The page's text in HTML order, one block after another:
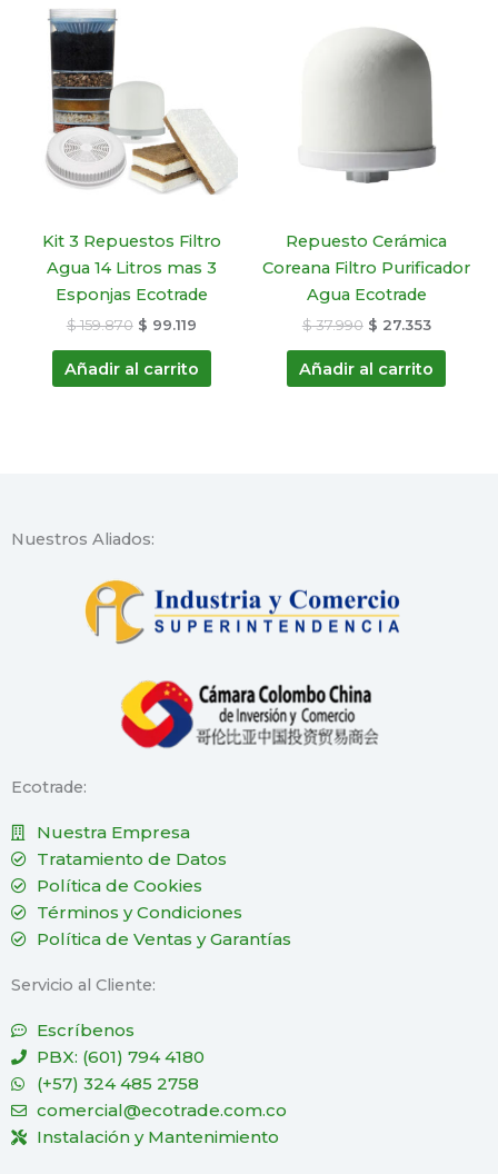
Kit 3 Repuestos Filtro
Agua 14 Litros mas 3
Esponjas Ecotrade
$159.870
$ 159.870.
$ 99.119
Añadir al carrito
Repuesto Cerámica
Coreana Filtro Purificador
Agua Ecotrade
$37.990
precio
original
$ 37.990.
$ 27.353
es:
$ 27.353.
Añadir al carrito
Nuestros Aliados:
Ecotrade:
Nuestra Empresa
Tratamiento de Datos
Política de Cookies
Términos y Condiciones
Política de Ventas y Garantías
Servicio al Cliente:
Escríbenos
PBX: (601) 794 4180
(+57) 324 485 2758
comercial@ecotrade.com.co
Instalación y Mantenimiento